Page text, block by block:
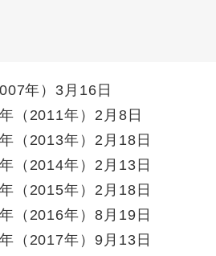
年）3月16日
（2011年）2月8日
（2013年）2月18日
（2014年）2月13日
（2015年）2月18日
（2016年）8月19日
（2017年）9月13日